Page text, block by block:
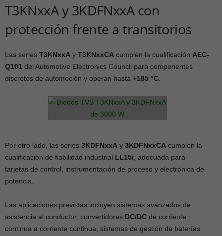
T3KNxxA y 3KDFNxxA con
protección frente a transitorios
Las series T3KNxxA y T3KNxxCA cumplen la cualificación AEC-
Q101 del Automotive Electronics Council para componentes
discretos de automoción y operan hasta +185 °C
Por otro lado, las series 3KDFNxxA y 3KDFNxxCA cumplen la
cualificación de fiabilidad industrial LL15i , adecuada para
tarjetas de control, instrumentación de proceso y electrónica de
potencia.
Las aplicaciones previstas incluyen sistemas avanzados de
asistencia al conductor, convertidores DC/DC de corriente
continua a corriente continua, sistemas de gestión de baterías